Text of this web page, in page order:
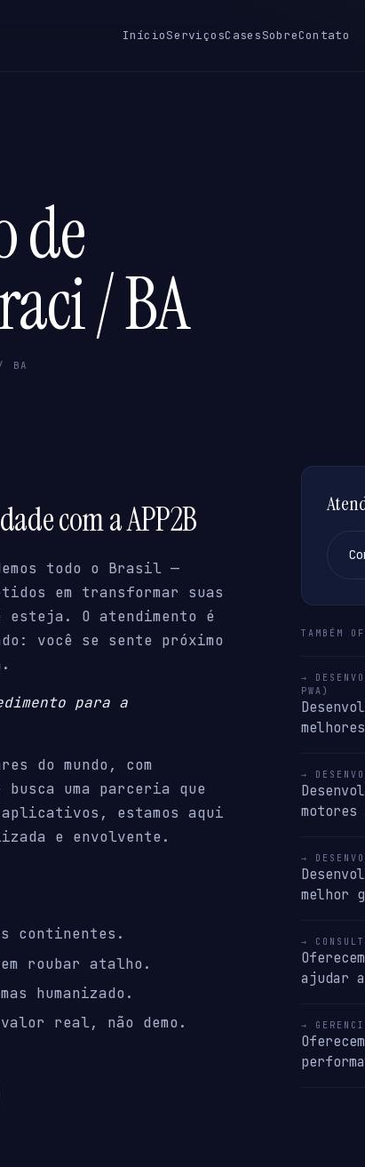
InícioServiçosCasesSobreContato
de
/ BA
BA
com a APP2B
todo o Brasil —
em transformar suas
esteja. O atendimento é
você se sente próximo
para a
do mundo, com
uma parceria que
estamos aqui
e envolvente.
continentes.
roubar atalho.
humanizado.
valor real, não demo.
TAMBÉM
→
PWA)
→
motores
→
melhor
→
ajudar
→